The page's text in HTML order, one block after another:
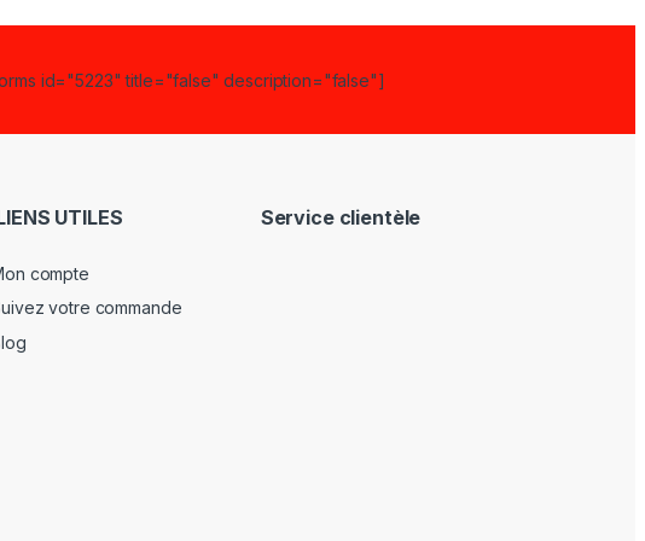
id="5223" title="false" description="false"]
UTILES
compte
votre commande
Service clientèle